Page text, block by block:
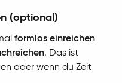
(optional)
formlos einreichen
. Das ist
oder wenn du Zeit